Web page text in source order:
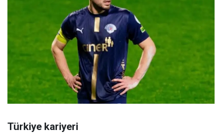
Türkiye kariyeri